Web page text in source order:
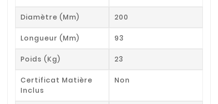
Diamètre (mm) 200
Longueur (mm) 93
Poids (kg) 23
Certificat Matière
Inclus
Non